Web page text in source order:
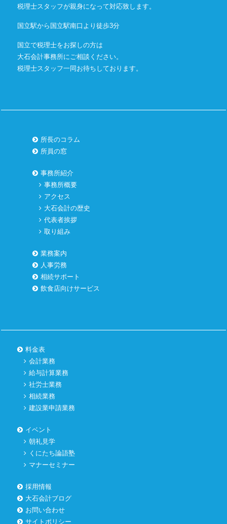
税理士スタッフが親身になって対応致します。
国立駅から国立駅南口より徒歩3分
国立で税理士をお探しの方は
大石会計事務所にご相談ください。
税理士スタッフ一同お待ちしております。
所長のコラム
所員の窓
事務所紹介
事務所概要
アクセス
大石会計の歴史
代表者挨拶
取り組み
業務案内
人事労務
相続サポート
飲食店向けサービス
料金表
会計業務
給与計算業務
社労士業務
相続業務
建設業申請業務
イベント
朝礼見学
くにたち論語塾
マナーセミナー
採用情報
大石会計ブログ
お問い合わせ
サイトポリシー